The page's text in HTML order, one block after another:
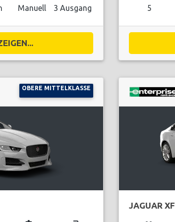
Manuell 3 Ausgang 5
OBERE MITTELKLASSE
JAGUAR XF